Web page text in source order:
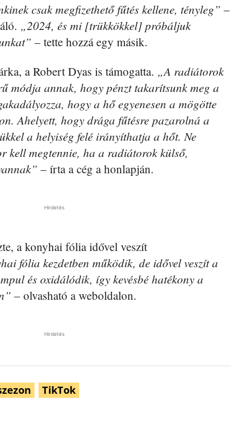
csak megfizethető fűtés kellene, tényleg” –
„2024, és mi [trükkökkel] próbáljuk
– tette hozzá egy másik.
a Robert Dyas is támogatta. „A radiátorok
módja annak, hogy pénzt takarítsunk meg a
hogy a hő egyenesen a mögötte
Ahelyett, hogy drága fűtésre pazarolná a
a helyiség felé irányíthatja a hőt. Ne
kell megtennie, ha a radiátorok külső,
– írta a cég a honlapján.
Hirdetés
a konyhai fólia idővel veszít
fólia kezdetben működik, de idővel veszít a
és oxidálódik, így kevésbé hatékony a
– olvasható a weboldalon.
Hirdetés
TikTok